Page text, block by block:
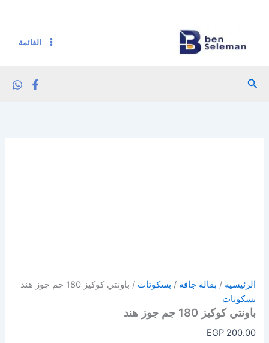
القائمة
البحث
الرئيسية / بقالة جافة / بسكوتات / باونتي كوكيز 180 جم جوز هند
بسكوتات
باونتي كوكيز 180 جم جوز هند
EGP200.00